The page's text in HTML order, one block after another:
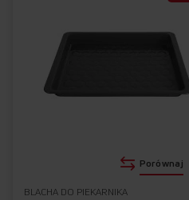
BLACHA DO PIEKARNIKA
Porównaj